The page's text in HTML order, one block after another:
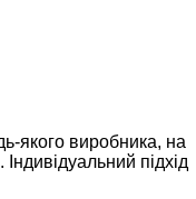
якого виробника, на
підхід